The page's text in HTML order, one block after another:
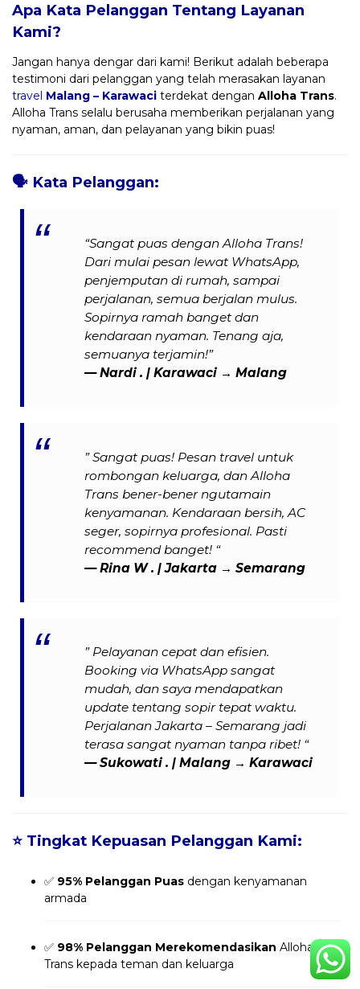
Apa Kata Pelanggan Tentang Layanan
Kami?
Jangan hanya dengar dari kami! Berikut adalah beberapa
testimoni dari pelanggan yang telah merasakan layanan
travel Malang – Karawaci terdekat dengan Alloha Trans.
Alloha Trans selalu berusaha memberikan perjalanan yang
nyaman, aman, dan pelayanan yang bikin puas!
🗣️ Kata Pelanggan:
“Sangat puas dengan Alloha Trans!
Dari mulai pesan lewat WhatsApp,
penjemputan di rumah, sampai
perjalanan, semua berjalan mulus.
Sopirnya ramah banget dan
kendaraan nyaman. Tenang aja,
semuanya terjamin!”
— Nardi . | Karawaci → Malang
” Sangat puas! Pesan travel untuk
rombongan keluarga, dan Alloha
Trans bener-bener ngutamain
kenyamanan. Kendaraan bersih, AC
seger, sopirnya profesional. Pasti
recommend banget! “
—Rina W . | Jakarta → Semarang
” Pelayanan cepat dan efisien.
Booking via WhatsApp sangat
mudah, dan saya mendapatkan
update tentang sopir tepat waktu.
Perjalanan Jakarta – Semarang jadi
terasa sangat nyaman tanpa ribet! “
— Sukowati . | Malang → Karawaci
⭐ Tingkat Kepuasan Pelanggan Kami:
✅ 95% Pelanggan Puas dengan kenyamanan
armada
✅ 98% Pelanggan Merekomendasikan Alloha
Trans kepada teman dan keluarga